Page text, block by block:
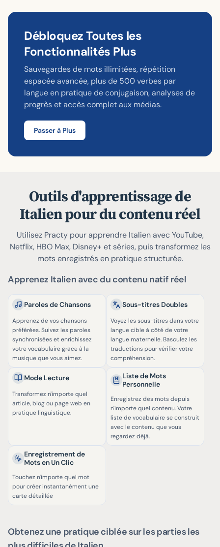
Présent
parlare
noiTapez la Réponse...
Débloquez Toutes les
Fonctionnalités Plus
Sauvegardes de mots illimitées, répétition
espacée avancée, plus de 500 verbes par
langue en pratique de conjugaison, analyses de
progrès et accès complet aux médias.
Passer à Plus
Outils d'apprentissage de
Italien pour du contenu réel
Utilisez Practy pour apprendre Italien avec YouTube,
Netflix, HBO Max, Disney+ et séries, puis transformez les
mots enregistrés en pratique structurée.
Apprenez Italien avec du contenu natif réel
Paroles de Chansons
Apprenez de vos chansons
préférées. Suivez les paroles
synchronisées et enrichissez
votre vocabulaire grâce à la
musique que vous aimez.
Sous-titres Doubles
Voyez les sous-titres dans votre
langue cible à côté de votre
langue maternelle. Basculez les
traductions pour vérifier votre
compréhension.
Mode Lecture
Transformez n'importe quel
article, blog ou page web en
pratique linguistique.
Liste de Mots
Personnelle
Enregistrez des mots depuis
n'importe quel contenu. Votre
liste de vocabulaire se construit
avec le contenu que vous
regardez déjà.
Enregistrement de
Mots en Un Clic
Touchez n'importe quel mot
pour créer instantanément une
carte détaillée
Obtenez une pratique ciblée sur les parties les